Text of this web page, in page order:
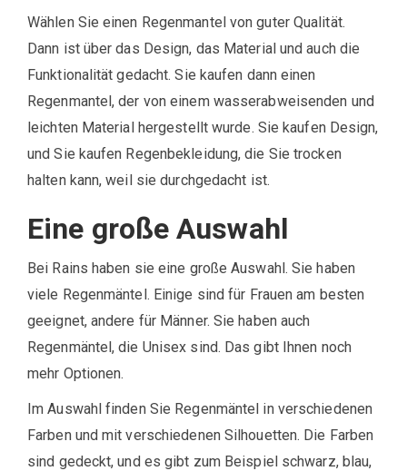
Wählen Sie einen Regenmantel von guter Qualität.
Dann ist über das Design, das Material und auch die
Funktionalität gedacht. Sie kaufen dann einen
Regenmantel, der von einem wasserabweisenden und
leichten Material hergestellt wurde. Sie kaufen Design,
und Sie kaufen Regenbekleidung, die Sie trocken
halten kann, weil sie durchgedacht ist.
Eine große Auswahl
Bei Rains haben sie eine große Auswahl. Sie haben
viele Regenmäntel. Einige sind für Frauen am besten
geeignet, andere für Männer. Sie haben auch
Regenmäntel, die Unisex sind. Das gibt Ihnen noch
mehr Optionen.
Im Auswahl finden Sie Regenmäntel in verschiedenen
Farben und mit verschiedenen Silhouetten. Die Farben
sind gedeckt, und es gibt zum Beispiel schwarz, blau,